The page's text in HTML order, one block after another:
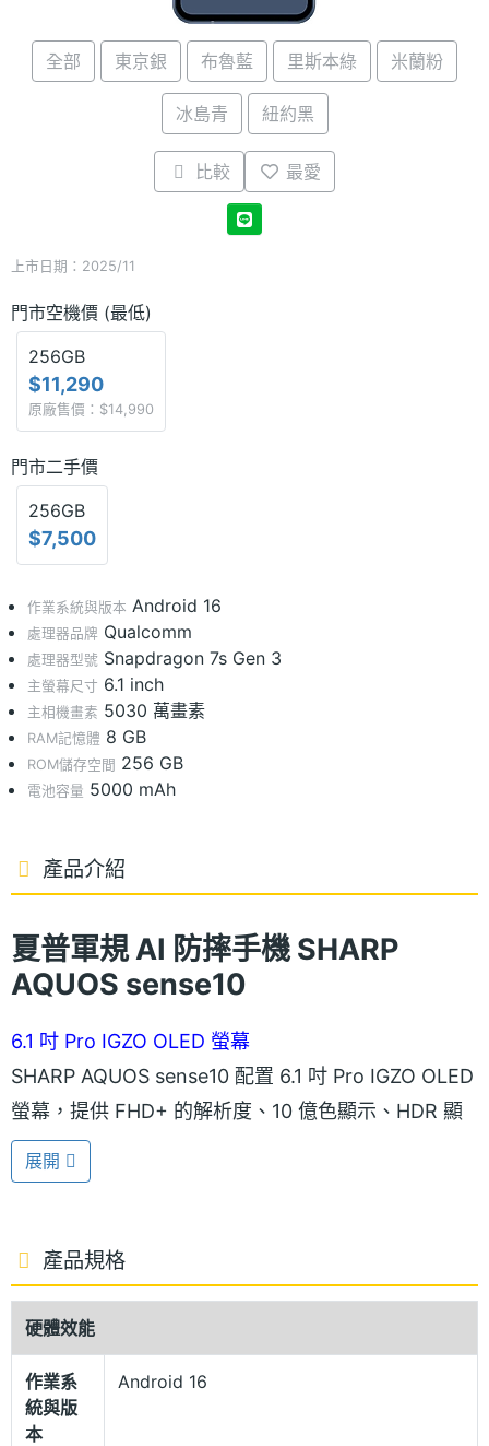
全部 東京銀 布魯藍 里斯本綠 米蘭粉
冰島青 紐約黑
比較 最愛
上市日期：2025/11
門市空機價 (最低)
256GB
$11,290
原廠售價：$14,990
門市二手價
256GB
$7,500
作業系統與版本 Android 16
處理器品牌 Qualcomm
處理器型號 Snapdragon 7s Gen 3
主螢幕尺寸 6.1 inch
主相機畫素 5030 萬畫素
RAM記憶體 8 GB
ROM儲存空間 256 GB
電池容量 5000 mAh
產品介紹
夏普軍規 AI 防摔手機 SHARP
AQUOS sense10
6.1 吋 Pro IGZO OLED 螢幕
SHARP AQUOS sense10 配置 6.1 吋 Pro IGZO OLED
螢幕，提供 FHD+ 的解析度、10 億色顯示、HDR 顯
示，呈現豐富生動的影像畫面，影音體驗再提升；具
備最高 240Hz 螢幕更新率，可帶來流暢滑動和視覺效
藍光對於眼睛的疲勞。音效方面，搭載上下對稱配置
的雙 BOX 喇叭，體感音壓較前代提升約 25%。
IP65 / 68 防塵防水
SHARP AQUOS sense10 機身色彩靈感源自三大時尚
風格：休閒、清新優雅、經典簡約，推出多種繽紛機
展開
產品規格
硬體效能
作業系
統與版
本
Android 16